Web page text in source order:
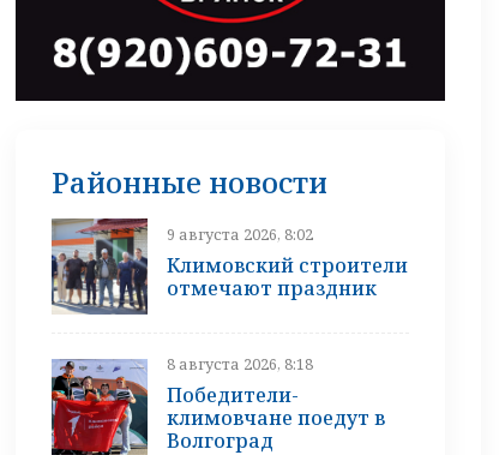
Районные новости
9 августа 2026, 8:02
Климовский строители
отмечают праздник
8 августа 2026, 8:18
Победители-
климовчане поедут в
Волгоград